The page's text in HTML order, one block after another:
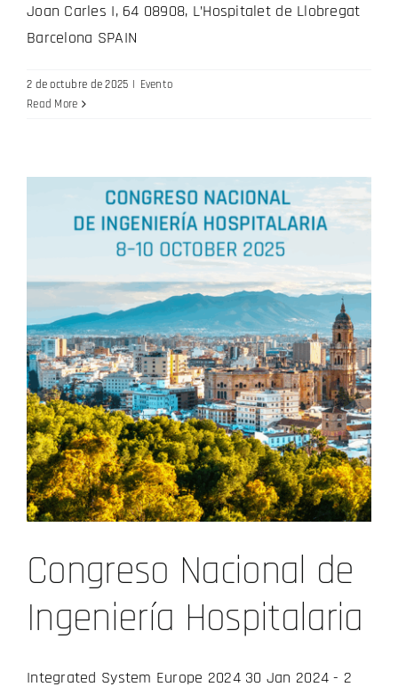
Joan Carles I, 64 08908, L’Hospitalet de Llobregat
Barcelona SPAIN
2 de octubre de 2025 | Evento
Read More
Congreso Nacional de
Ingeniería Hospitalaria
Integrated System Europe 2024 30 Jan 2024 - 2